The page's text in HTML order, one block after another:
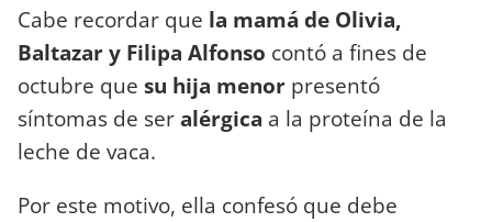
Cabe recordar que la mamá de Olivia,
Baltazar y Filipa Alfonso contó a fines de
octubre que su hija menor presentó
síntomas de seralérgica a la proteína de la
leche de vaca.
Por este motivo, ella confesó que debe